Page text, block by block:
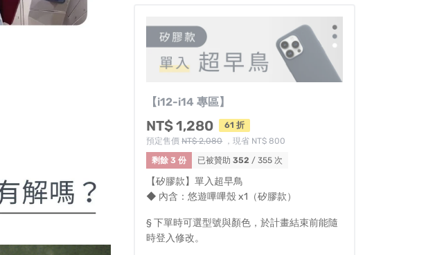
【i12-i14 專區】
NT$ 1,280
61 折
預定售價NT$ 2,080，現省 NT$ 800
剩餘 3 份
已被贊助352 / 355 次
【矽膠款】單入超早鳥
◆ 內含：悠遊嗶嗶殼 x1（矽膠款）
§ 下單時可選型號與顏色，於計畫結束前能隨
時登入修改。